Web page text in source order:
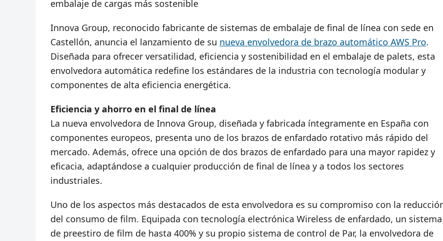
embalaje de cargas más sostenible
Innova Group, reconocido fabricante de sistemas de embalaje de final de línea con sede en
Castellón, anuncia el lanzamiento de su nueva envolvedora de brazo automático AWS Pro.
Diseñada para ofrecer versatilidad, eficiencia y sostenibilidad en el embalaje de palets, esta
envolvedora automática redefine los estándares de la industria con tecnología modular y
componentes de alta eficiencia energética.
Eficiencia y ahorro en el final de línea
La nueva envolvedora de Innova Group, diseñada y fabricada íntegramente en España con
componentes europeos, presenta uno de los brazos de enfardado rotativo más rápido del
mercado. Además, ofrece una opción de dos brazos de enfardado para una mayor rapidez y
eficacia, adaptándose a cualquier producción de final de línea y a todos los sectores
industriales.
Uno de los aspectos más destacados de esta envolvedora es su compromiso con la
del consumo de film. Equipada con tecnología electrónica Wireless de enfardado, un sistema
de preestiro de film de hasta 400% y su propio sistema de control de Par, la envolvedora de